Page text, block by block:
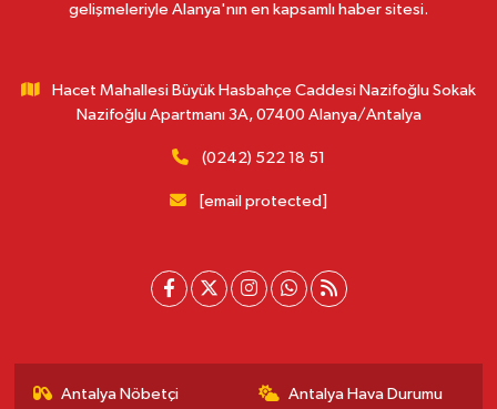
gelişmeleriyle Alanya'nın en kapsamlı haber sitesi.
Hacet Mahallesi Büyük Hasbahçe Caddesi Nazifoğlu Sokak
Nazifoğlu Apartmanı 3A, 07400 Alanya/Antalya
(0242) 522 18 51
[email protected]
Antalya Nöbetçi
Antalya Hava Durumu